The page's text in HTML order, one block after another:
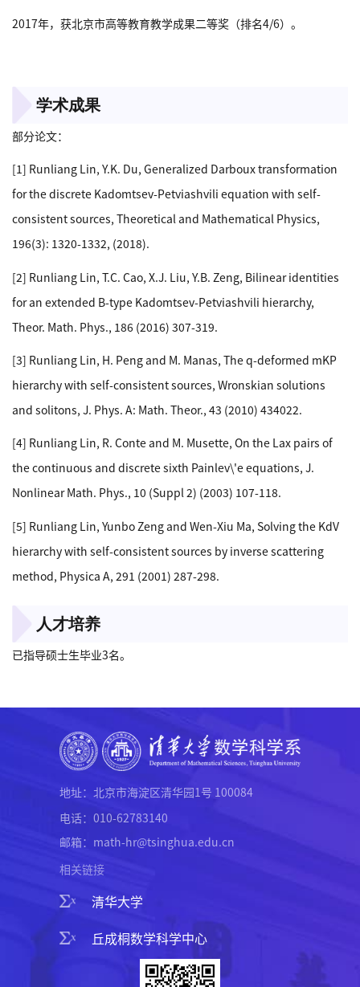
2017年，获北京市高等教育教学成果二等奖（排名4/6）。
学术成果
部分论文：
[1] Runliang Lin, Y.K. Du, Generalized Darboux transformation
for the discrete Kadomtsev-Petviashvili equation with self-
consistent sources, Theoretical and Mathematical Physics,
196(3): 1320-1332, (2018).
[2] Runliang Lin, T.C. Cao, X.J. Liu, Y.B. Zeng, Bilinear identities
for an extended B-type Kadomtsev-Petviashvili hierarchy,
Theor. Math. Phys., 186 (2016) 307-319.
[3] Runliang Lin, H. Peng and M. Manas, The q-deformed mKP
hierarchy with self-consistent sources, Wronskian solutions
and solitons, J. Phys. A: Math. Theor., 43 (2010) 434022.
[4] Runliang Lin, R. Conte and M. Musette, On the Lax pairs of
the continuous and discrete sixth Painlev\'e equations, J.
Nonlinear Math. Phys., 10 (Suppl 2) (2003) 107-118.
[5] Runliang Lin, Yunbo Zeng and Wen-Xiu Ma, Solving the KdV
hierarchy with self-consistent sources by inverse scattering
method, Physica A, 291 (2001) 287-298.
人才培养
已指导硕士生毕业3名。
地址：北京市海淀区清华园1号 100084
电话：010-62783140
邮箱：math-hr@tsinghua.edu.cn
相关链接
清华大学
丘成桐数学科学中心